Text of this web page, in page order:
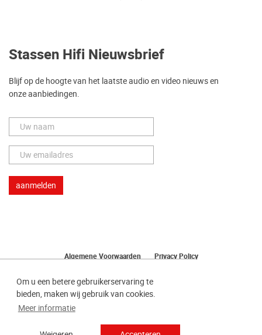
Om u een betere gebruikerservaring te
bieden, maken wij gebruik van cookies.
Meer informatie
Stassen Hifi Nieuwsbrief
Blijf op de hoogte van het laatste audio en video nieuws en
onze aanbiedingen.
Algemene Voorwaarden
Privacy Policy